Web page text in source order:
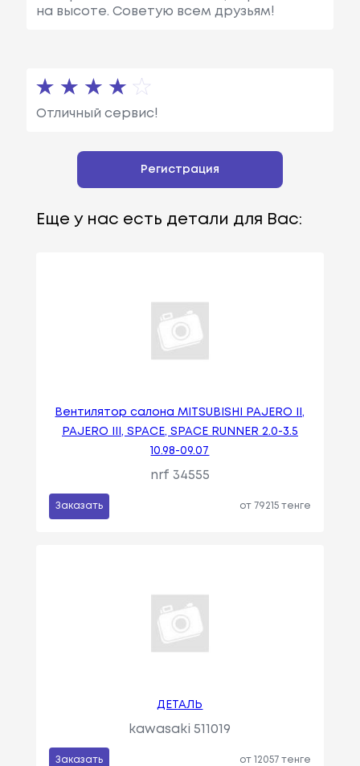
на высоте. Советую всем друзьям!
Отличный сервис!
Регистрация
Еще у нас есть детали для Вас:
Вентилятор салона MITSUBISHI PAJERO II,
PAJERO III, SPACE, SPACE RUNNER 2.0-3.5
10.98-09.07
nrf 34555
Заказать от 79215 тенге
ДЕТАЛЬ
kawasaki 511019
Заказать от 12057 тенге